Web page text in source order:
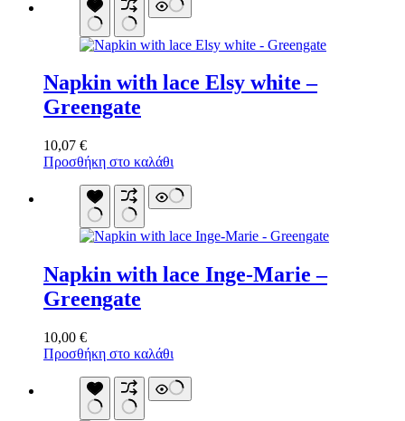
Napkin with lace Elsy white –
Greengate
10,07 €
Προσθήκη στο καλάθι
Napkin with lace Inge-Marie –
Greengate
10,00 €
Προσθήκη στο καλάθι